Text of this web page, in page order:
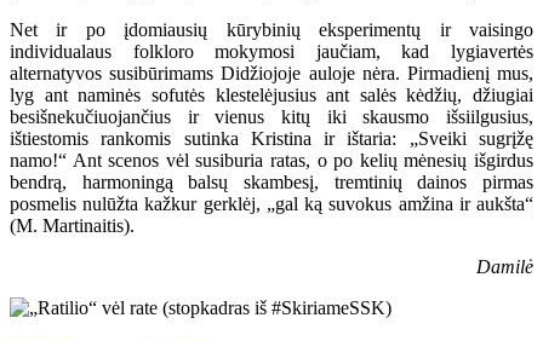
Net ir po įdomiausių kūrybinių eksperimentų ir vaisingo
individualaus folkloro mokymosi jaučiam, kad lygiavertės
alternatyvos susibūrimams Didžiojoje auloje nėra. Pirmadienį mus,
lyg ant naminės sofutės klestelėjusius ant salės kėdžių, džiugiai
besišnekučiuojančius ir vienus kitų iki skausmo išsiilgusius,
ištiestomis rankomis sutinka Kristina ir ištaria: „Sveiki sugrįžę
namo!“ Ant scenos vėl susiburia ratas, o po kelių mėnesių išgirdus
bendrą, harmoningą balsų skambesį, tremtinių dainos pirmas
posmelis nulūžta kažkur gerklėj, „gal ką suvokus amžina ir aukšta“
(M. Martinaitis).
Damilė